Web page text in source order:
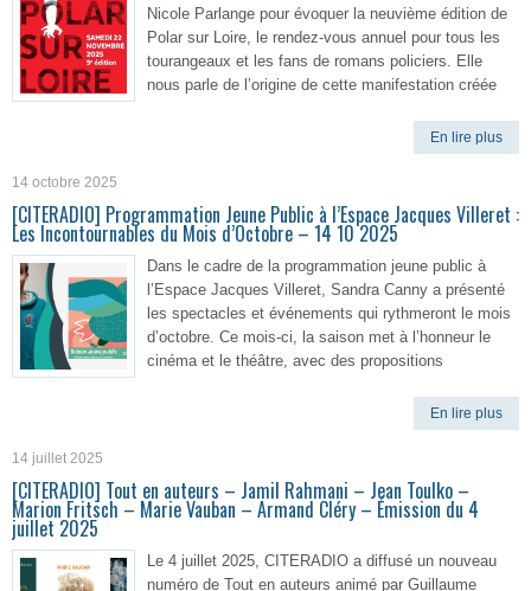
Nicole Parlange pour évoquer la neuvième édition de
Polar sur Loire, le rendez-vous annuel pour tous les
tourangeaux et les fans de romans policiers. Elle
nous parle de l’origine de cette manifestation créée
En lire plus
14 octobre 2025
[CITERADIO] Programmation Jeune Public à l’Espace Jacques Villeret :
Les Incontournables du Mois d’Octobre – 14 10 2025
Dans le cadre de la programmation jeune public à
l’Espace Jacques Villeret, Sandra Canny a présenté
les spectacles et événements qui rythmeront le mois
d’octobre. Ce mois-ci, la saison met à l’honneur le
cinéma et le théâtre, avec des propositions
En lire plus
14 juillet 2025
[CITERADIO] Tout en auteurs – Jamil Rahmani – Jean Toulko –
Marion Fritsch – Marie Vauban – Armand Cléry – Émission du 4
juillet 2025
Le 4 juillet 2025, CITERADIO a diffusé un nouveau
numéro de Tout en auteurs animé par Guillaume